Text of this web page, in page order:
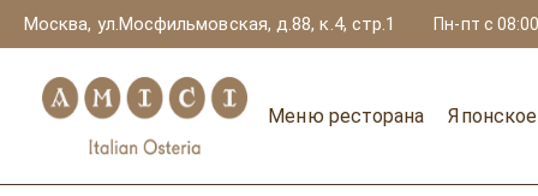
Москва, ул.Мосфильмовская, д.88, к.4, стр.1 Пн-пт с
Меню ресторана